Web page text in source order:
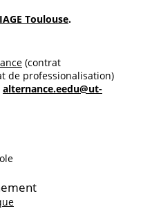
Toulouse.
(contrat
de professionalisation)
alternance.eedu@ut-